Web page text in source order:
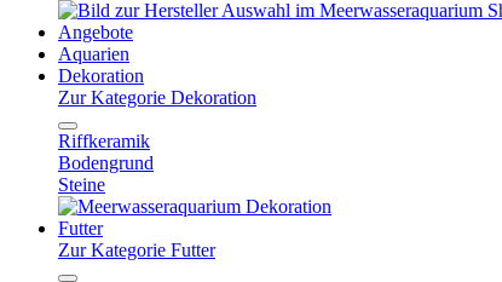
Angebote
Aquarien
Dekoration
Zur Kategorie Dekoration
Riffkeramik
Bodengrund
Steine
Futter
Zur Kategorie Futter